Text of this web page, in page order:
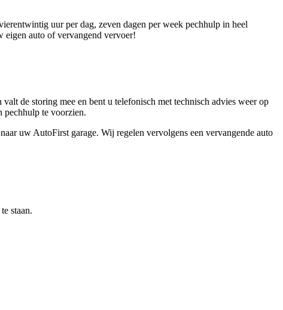
uur per dag, zeven dagen per week pechhulp in heel
eigen auto of vervangend vervoer!
de storing mee en bent u telefonisch met technisch advies weer op
pechhulp te voorzien.
uw AutoFirst garage. Wij regelen vervolgens een vervangende auto
staan.